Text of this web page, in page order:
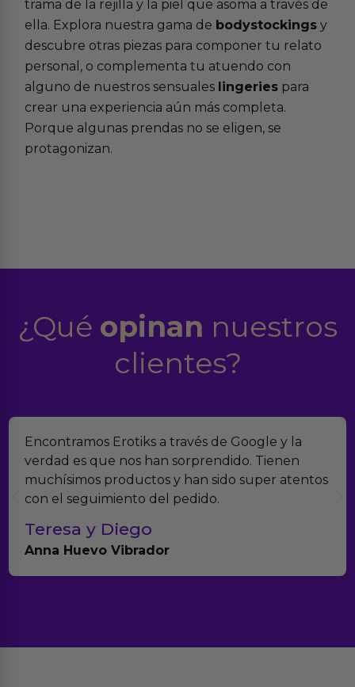
trama de la rejilla y la piel que asoma a través de
ella. Explora nuestra gama de bodystockings y
descubre otras piezas para componer tu relato
personal, o complementa tu atuendo con
alguno de nuestros sensuales lingeries para
crear una experiencia aún más completa.
Porque algunas prendas no se eligen, se
protagonizan.
¿Qué opinan nuestros
clientes?
Suelo comprar en tiendas eróticas online, y
Erotiks es una de las que más me gustan. No he
tenido nunca ningún problema con los
productos.
Paula A.
Brightpurple Vibrador y Rotador